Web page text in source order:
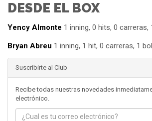
DESDE EL BOX
Yency Almonte 1 inning, 0 hits, 0 carreras,
Bryan Abreu 1 inning, 1 hit, 0 carreras, 1
Suscribirte al Club
Recibe todas nuestras novedades
electrónico.